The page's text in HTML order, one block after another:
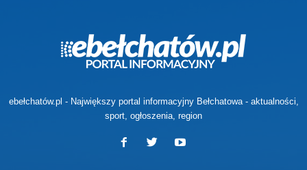
ebełchatów.pl - Największy portal informacyjny Bełchatowa - aktualności,
sport, ogłoszenia, region